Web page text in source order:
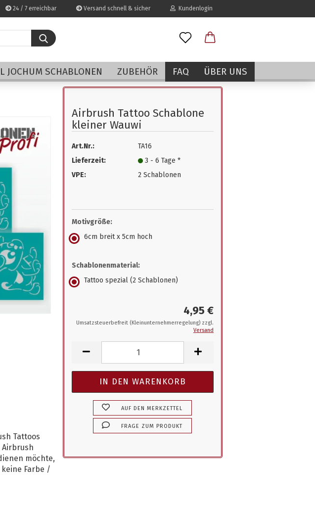
24 / 7 erreichbar Versand schnell & sicher Kundenlogin
E-Mail
Passwort
Konto erstellen
Passwort vergessen?
Schablonen
suche
hier
...
JOCHUM SCHABLONEN ZUBEHÖR FAQ ÜBER UNS
Airbrush Tattoo Schablone
kleiner Wauwi
Art.Nr.:
TA16
Lieferzeit:
3 - 6 Tage *
VPE:
2 Schablonen
Motivgröße:
6cm breit x 5cm hoch
Schablonenmaterial:
Tattoo spezial (2 Schablonen)
4,95 €
Umsatzsteuerbefreit (Kleinunternehmerregelung) zzgl.
Versand
AUF DEN MERKZETTEL
FRAGE ZUM PRODUKT
Tattoos
Airbrush
möchte,
Farbe /